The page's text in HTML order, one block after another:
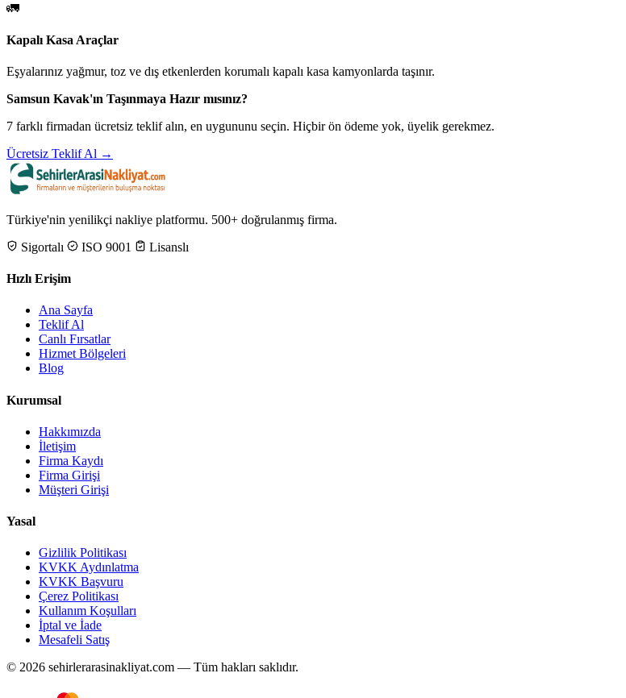
🚛
Kapalı Kasa Araçlar
Eşyalarınız yağmur, toz ve dış etkenlerden korumalı kapalı kasa kamyonlarda taşınır.
Samsun Kavak'ın Taşınmaya Hazır mısınız?
7 farklı firmadan ücretsiz teklif alın, en uygununu seçin. Hiçbir ön ödeme yok, üyelik gerekmez.
Ücretsiz Teklif Al →
Türkiye'nin yenilikçi nakliye platformu. 500+ doğrulanmış firma.
Sigortalı
ISO 9001 Lisanslı
Hızlı Erişim
Ana Sayfa
Teklif Al
Canlı Fırsatlar
Hizmet Bölgeleri
Blog
Kurumsal
Hakkımızda
İletişim
Firma Kaydı
Firma Girişi
Müşteri Girişi
Yasal
Gizlilik Politikası
KVKK Aydınlatma
KVKK Başvuru
Çerez Politikası
Kullanım Koşulları
İptal ve İade
Mesafeli Satış
© 2026 sehirlerarasinakliyat.com — Tüm hakları saklıdır.